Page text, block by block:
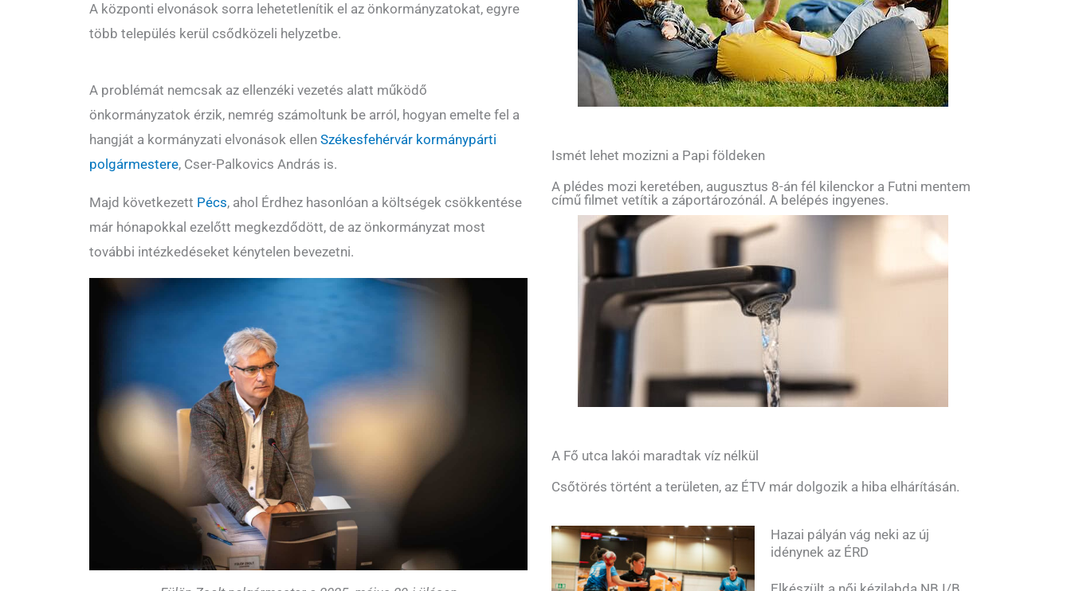
A központi elvonások sorra lehetetlenítik el az önkormányzatokat, egyre
több település kerül csődközeli helyzetbe.
A problémát nemcsak az ellenzéki vezetés alatt működő
önkormányzatok érzik, nemrég számoltunk be arról, hogyan emelte fel a
hangját a kormányzati elvonások ellen Székesfehérvár kormánypárti
polgármestere, Cser-Palkovics András is.
Majd következett Pécs, ahol Érdhez hasonlóan a költségek csökkentése
már hónapokkal ezelőtt megkezdődött, de az önkormányzat most
további intézkedéseket kénytelen bevezetni.
Ismét lehet mozizni a Papi földeken
A plédes mozi keretében, augusztus 8-án fél kilenckor a Futni mentem
című filmet vetítik a záportározónál. A belépés ingyenes.
A Fő utca lakói maradtak víz nélkül
Csőtörés történt a területen, az ÉTV már dolgozik a hiba elhárításán.
Hazai pályán vág neki az új
idénynek az ÉRD